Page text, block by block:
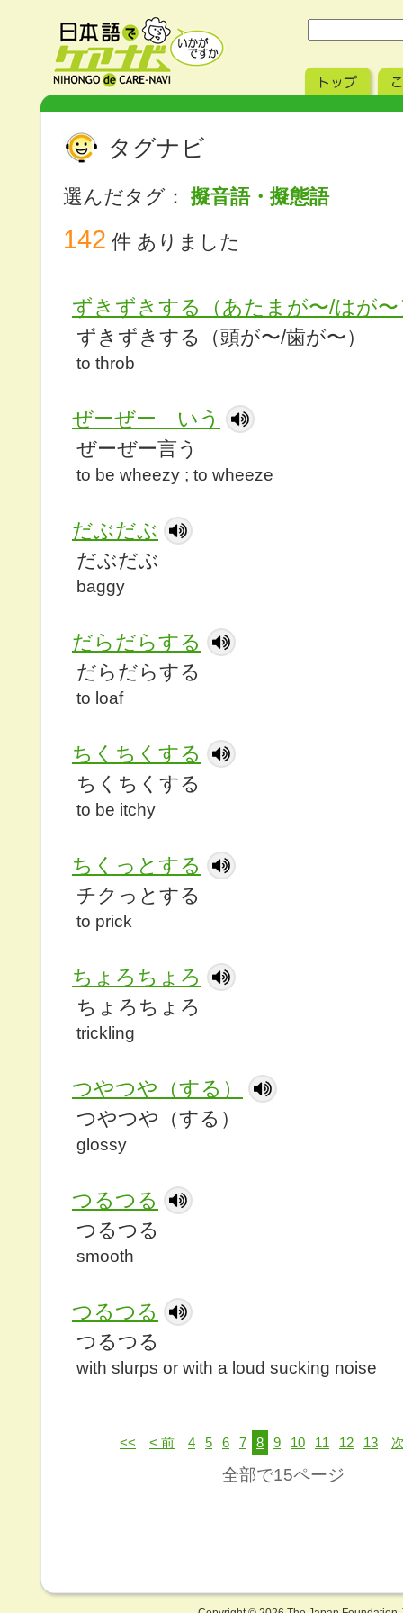
タグナビ
選んだタグ： 擬音語・擬態語
142 件 ありました
ずきずきする（あたまが〜/はが〜
ずきずきする（頭が〜/歯が〜）
to throb
ぜーぜー いう
ぜーぜー言う
to be wheezy ; to wheeze
だぶだぶ
だぶだぶ
baggy
だらだらする
だらだらする
to loaf
ちくちくする
ちくちくする
to be itchy
ちくっとする
チクっとする
to prick
ちょろちょろ
ちょろちょろ
trickling
つやつや（する）
つやつや（する）
glossy
つるつる
つるつる
smooth
つるつる
つるつる
with slurps or with a loud sucking noise
<< < 前 4 5 6 7 8 9 10 11 12 13
全部で15ページ